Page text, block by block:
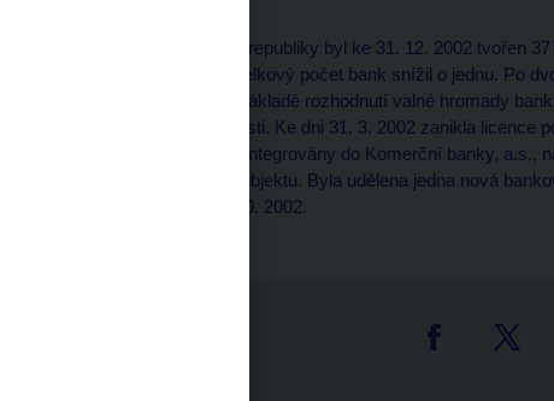
Bankovní sektor České republiky byl ke 31. 12. 2002 tvořen
průběhu roku 2002 se celkový počet bank snížil o jednu. Po
správa v IP bance. Na základě rozhodnutí valné hromady
ukončila bankovní činnosti. Ke dni 31. 3. 2002 zanikla licence
pobočky byly postupně integrovány do Komerční banky, a.s.,
do tohoto bankovního subjektu. Byla udělena jedna nová
banka, a.s., ke dni 31. 10. 2002.